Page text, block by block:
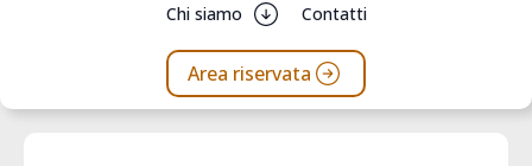
Chi siamo Contatti
Area riservata